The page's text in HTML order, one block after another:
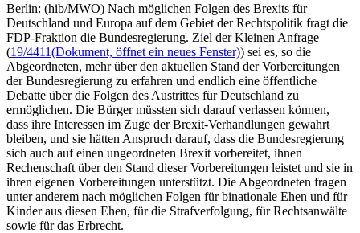
Berlin: (hib/MWO) Nach möglichen Folgen des Brexits für
Deutschland und Europa auf dem Gebiet der Rechtspolitik fragt die
FDP-Fraktion die Bundesregierung. Ziel der Kleinen Anfrage
(19/4411(Dokument, öffnet ein neues Fenster)) sei es, so die
Abgeordneten, mehr über den aktuellen Stand der Vorbereitungen
der Bundesregierung zu erfahren und endlich eine öffentliche
Debatte über die Folgen des Austrittes für Deutschland zu
ermöglichen. Die Bürger müssten sich darauf verlassen können,
dass ihre Interessen im Zuge der Brexit-Verhandlungen gewahrt
bleiben, und sie hätten Anspruch darauf, dass die Bundesregierung
sich auch auf einen ungeordneten Brexit vorbereitet, ihnen
Rechenschaft über den Stand dieser Vorbereitungen leistet und sie in
ihren eigenen Vorbereitungen unterstützt. Die Abgeordneten fragen
unter anderem nach möglichen Folgen für binationale Ehen und für
Kinder aus diesen Ehen, für die Strafverfolgung, für Rechtsanwälte
sowie für das Erbrecht.